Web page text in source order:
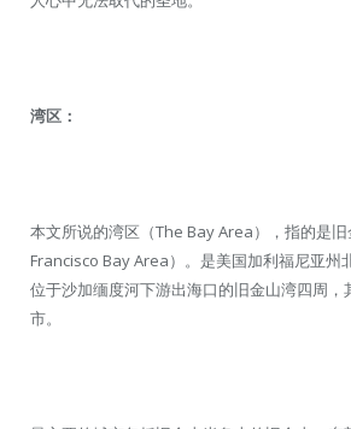
湾区：
本文所说的湾区（The Bay Area），指的是
Francisco Bay Area）。是美国加利福尼亚州
位于沙加缅度河下游出海口的旧金山湾四周，
市。